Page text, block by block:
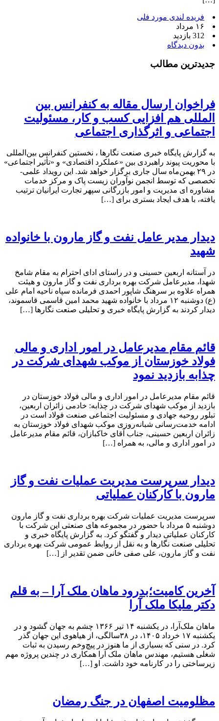
فریده لندی مورد فلی
۱۶ مرداد
312 بازدید
بدون دیدگاه
جدیدترین مطالب
فراخوان ارسال مقاله به کنفرانس بین
المللی هم افزایی کسب و کار، مسئولیت
اجتماعی و اثرگذاری اجتماعی
به گزارش پایگاه خبری صنعت نگارها ، نخستین کنفرانس بین‌المللی
با محوریت پیوند راهبردی بین «عملکرد اقتصادی» و «تأثیر اجتماعی»
در ۲۹ بهمن‌ماه سال جاری برگزار خواهد شد. این رویداد علمی-
تخصصی که توسط انجمن نوآوران زیست پاک و مرکز خدمات
مشاوره ای مدیریت و امور بازرگانی سپهر تجارت ایرانیان ترتیب
یافته، با هدف ایجاد بستری برای […]
دیدار مدیر عامل نفت و گاز مارون با خانواده
شهید
در آستانه اربعین حسینی و در راستای ادای احترام به مقام شامخ
شهدا، مدیرعامل شرکت بهره برداری نفت و گاز مارون و هیئت
همراه علاوه بر سرهنگ شاپور احمدی فرمانده سپاه ناحیه امام علی
(ع) دوشنبه ۱۲ مرداد با خانواده شهید محمد امین قاسمی قاسموند،
دیدار کردند به گزارش پایگاه خبری و تحلیلی صنعت نگارها […]
قائم مقام مدیرعامل در امور اداری و مالی
فولاد خوزستان از موکب شهدای شرکت در
چذابه بازدید نمود
قائم مقام مدیرعامل در امور اداری و مالی فولاد خوزستان در
بازدید از موکب شهدای شرکت در چذابه: خادمی زائران اربعین،
تبلور روحیه جهادی و مسئولیت اجتماعی صنعت فولاد است در
ادامه خدمت‌رسانی شبانه‌روزی موکب شهدای فولاد خوزستان به
زائران اربعین حسینی، جناب آقای خاکبازان، قائم مقام مدیرعامل
در امور اداری و مالی، به همراه […]
دیدار سرپرست مدیریت عملیات نفت و گاز
مارون با کارکنان عملیاتی
سرپرست مدیریت عملیات شرکت بهره برداری نفت و گاز مارون
دوشنبه ۵ مرداد با حضور در مجموعه های صنعتی این شرکت با
کارکنان عملیاتی دیدار و گفتگو کرد. به گزارش پایگاه خبری و
تحلیلی صنعت نگارها و به نقل از روابط عمومی شرکت بهره برداری
نفت و گاز مارون، علی صفی خانی ضمن تقدیر از […]
آخرین کامیت؛بدرود ماهان ملک آرا – به قلم
دکتر ملیکا ملک آرا
ماهان ملک‌آرا، در یکشنبه ۱۴ تیر ۱۳۶۶ چشم به جهان گشود و در
یکشنبه ۱۷ خرداد ۱۴۰۵، در ۳۸سالگی، از هیاهوی این جهان گذر
کرد. در سنی که بسیاری از ما هنوز در پیچ‌وخم رسیدن به ثبات
شغلی هستیم، مهندس ماهان ملک آرا همکاری در چندین پروژه مهم
زیرساختی را در کارنامه خود داشت. او […]
مظلومیت اصفهان در جنگ رمضان